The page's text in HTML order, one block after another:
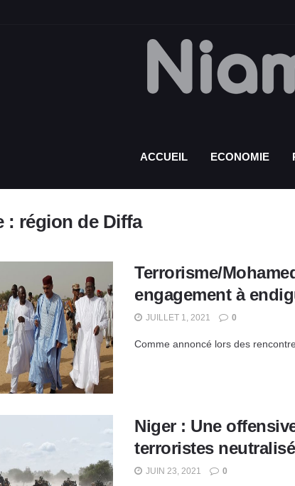
ACCUEIL ECONOMIE
: région de Diffa
Terrorisme/
engagement à
JUILLET 1, 2021 0
Comme annoncé lors des
Niger : Une
terroristes
JUIN 23, 2021 0